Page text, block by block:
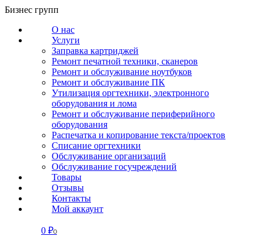
Перейти
содержанию
Бизнес групп
О нас
Услуги
Заправка картриджей
Ремонт печатной техники, сканеров
Ремонт и обслуживание ноутбуков
Ремонт и обслуживание ПК
Утилизация оргтехники, электронного
оборудования и лома
Ремонт и обслуживание периферийного
оборудования
Распечатка и копирование текста/проектов
Списание оргтехники
Обслуживание организаций
Обслуживание госучреждений
Товары
Отзывы
Контакты
Мой аккаунт
0 ₽0
СВЯЗАТЬСЯ